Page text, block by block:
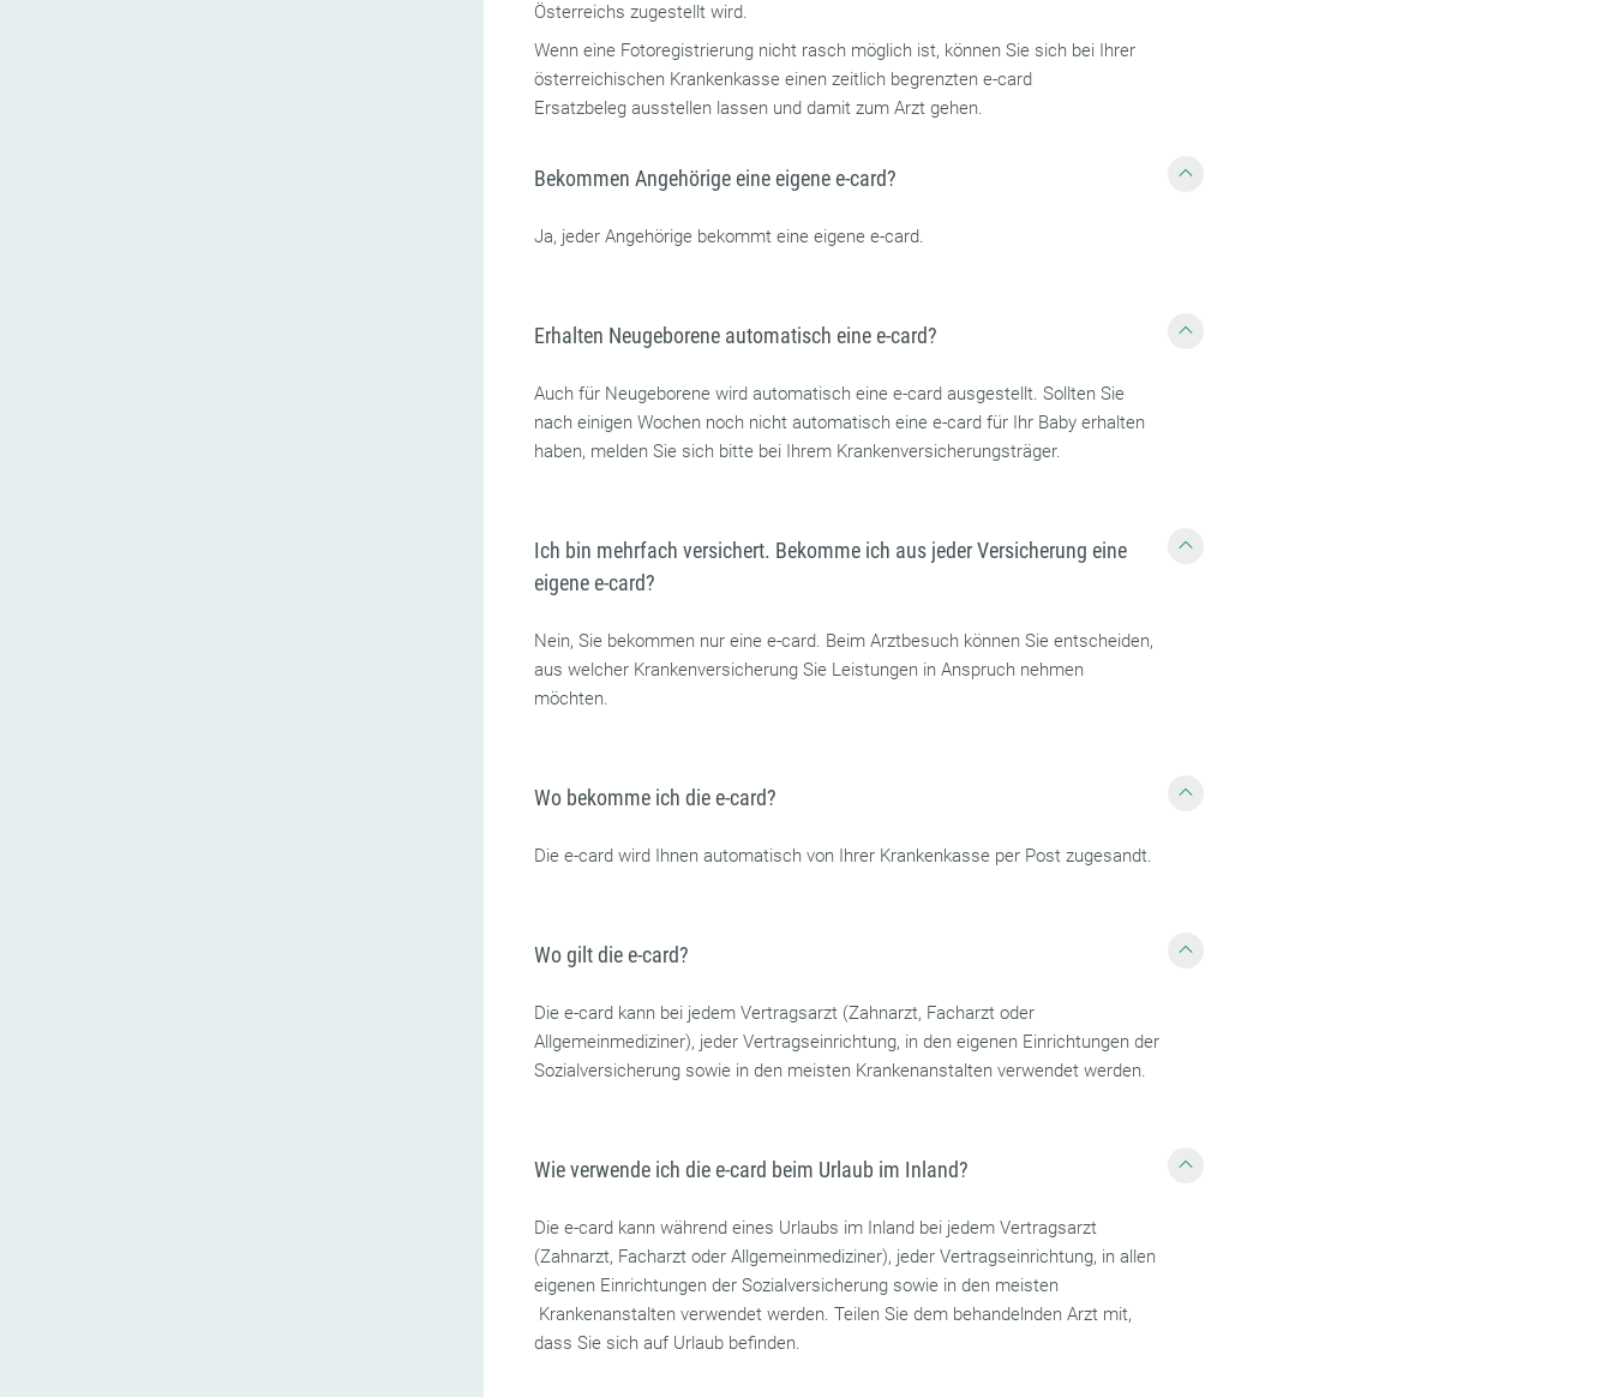
Österreichs zugestellt wird.
Wenn eine Fotoregistrierung nicht rasch möglich ist, können Sie sich bei Ihrer
österreichischen Krankenkasse einen zeitlich begrenzten e-card
Ersatzbeleg ausstellen lassen und damit zum Arzt gehen.
Bekommen Angehörige eine eigene e-card?
Ja, jeder Angehörige bekommt eine eigene e-card.
Erhalten Neugeborene automatisch eine e-card?
Auch für Neugeborene wird automatisch eine e-card ausgestellt. Sollten Sie
nach einigen Wochen noch nicht automatisch eine e-card für Ihr Baby erhalten
haben, melden Sie sich bitte bei Ihrem Krankenversicherungsträger.
Ich bin mehrfach versichert. Bekomme ich aus jeder Versicherung eine
eigene e-card?
Nein, Sie bekommen nur eine e-card. Beim Arztbesuch können Sie entscheiden,
aus welcher Krankenversicherung Sie Leistungen in Anspruch nehmen
möchten.
Wo bekomme ich die e-card?
Die e-card wird Ihnen automatisch von Ihrer Krankenkasse per Post zugesandt.
Wo gilt die e-card?
Die e-card kann bei jedem Vertragsarzt (Zahnarzt, Facharzt oder
Allgemeinmediziner), jeder Vertragseinrichtung, in den eigenen Einrichtungen der
Sozialversicherung sowie in den meisten Krankenanstalten verwendet werden.
Wie verwende ich die e-card beim Urlaub im Inland?
Die e-card kann während eines Urlaubs im Inland bei jedem Vertragsarzt
(Zahnarzt, Facharzt oder Allgemeinmediziner), jeder Vertragseinrichtung, in allen
eigenen Einrichtungen der Sozialversicherung sowie in den meisten
Krankenanstalten verwendet werden. Teilen Sie dem behandelnden Arzt mit,
dass Sie sich auf Urlaub befinden.